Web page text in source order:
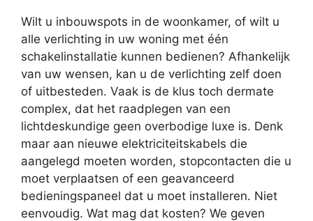
Wilt u inbouwspots in de woonkamer, of wilt u
alle verlichting in uw woning met één
schakelinstallatie kunnen bedienen? Afhankelijk
van uw wensen, kan u de verlichting zelf doen
of uitbesteden. Vaak is de klus toch dermate
complex, dat het raadplegen van een
lichtdeskundige geen overbodige luxe is. Denk
maar aan nieuwe elektriciteitskabels die
aangelegd moeten worden, stopcontacten die u
moet verplaatsen of een geavanceerd
bedieningspaneel dat u moet installeren. Niet
eenvoudig. Wat mag dat kosten? We geven